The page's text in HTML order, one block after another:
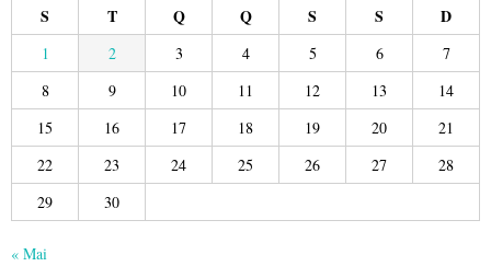
S T Q Q S S D
1 2 3 4 5 6
7
8
9 10 11 12 13
14
15
16 17 18 19 20
21
22
23 24 25 26 27
28
29
30
« Mai